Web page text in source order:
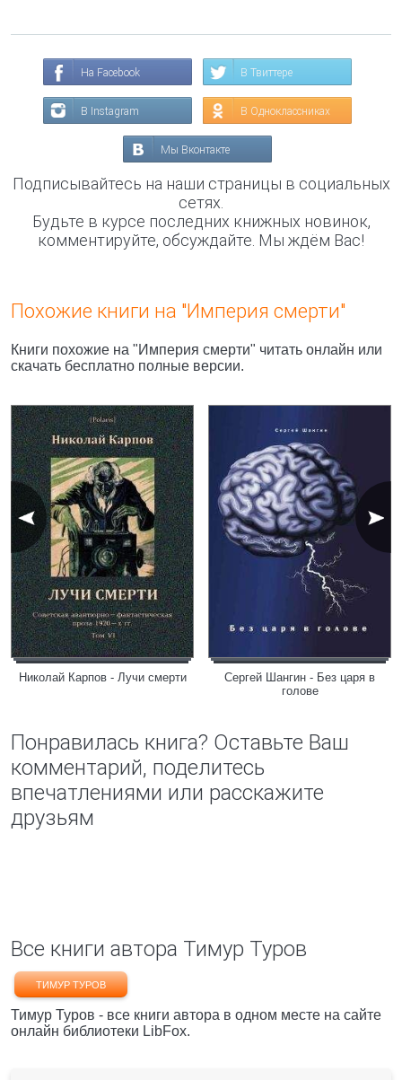
На Facebook В Твиттере
В Instagram В Одноклассниках
Мы Вконтакте
Подписывайтесь на наши страницы в социальных
сетях.
Будьте в курсе последних книжных новинок,
комментируйте, обсуждайте. Мы ждём Вас!
Похожие книги на "Империя смерти"
Книги похожие на "Империя смерти" читать онлайн или
скачать бесплатно полные версии.
Николай Карпов - Лучи смерти
Сергей Шангин - Без царя в
голове
Понравилась книга? Оставьте Ваш
комментарий, поделитесь
впечатлениями или расскажите
друзьям
Все книги автора Тимур Туров
ТИМУР ТУРОВ
Тимур Туров - все книги автора в одном месте на сайте
онлайн библиотеки LibFox.